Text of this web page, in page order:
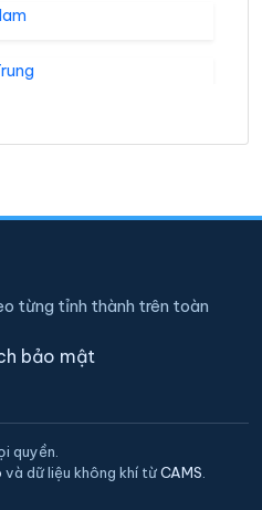
từng tỉnh thành trên toàn
bảo mật
quyền.
và dữ liệu không khí từCAMS